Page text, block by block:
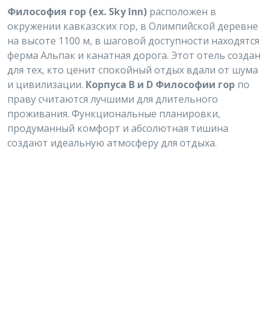
Философия гор (ex. Sky Inn) расположен в
окружении кавказских гор, в Олимпийской деревне
на высоте 1100 м, в шаговой доступности находятся
ферма Альпак и канатная дорога. Этот отель создан
для тех, кто ценит спокойный отдых вдали от шума
и цивилизации. Корпуса B и D Философии гор по
праву считаются лучшими для длительного
проживания. Функциональные планировки,
продуманный комфорт и абсолютная тишина
создают идеальную атмосферу для отдыха.